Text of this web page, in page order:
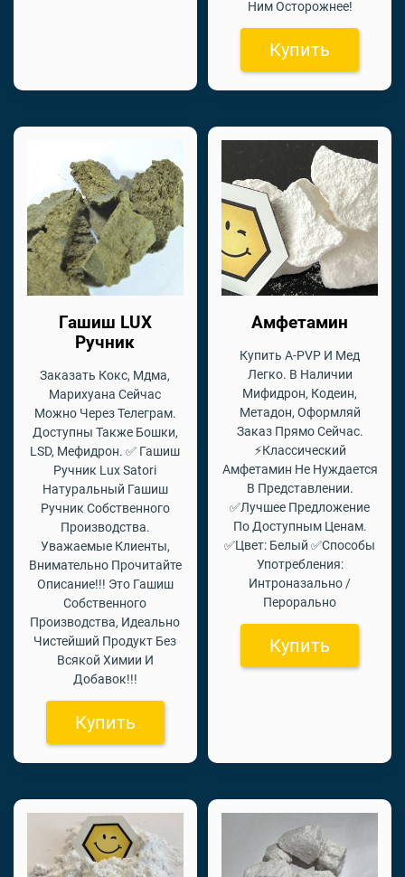
Ним Осторожнее!
Купить
Гашиш LUX
Ручник
Заказать Кокс, Мдма,
Марихуана Сейчас
Можно Через Телеграм.
Доступны Также Бошки,
LSD, Мефидрон. ✅ Гашиш
Ручник Lux Satori
Натуральный Гашиш
Ручник Собственного
Производства.
Уважаемые Клиенты,
Внимательно Прочитайте
Описание!!! Это Гашиш
Собственного
Производства, Идеально
Чистейший Продукт Без
Всякой Химии И
Добавок!!!
Купить
Амфетамин
Купить A-PVP И Мед
Легко. В Наличии
Мифидрон, Кодеин,
Метадон, Оформляй
Заказ Прямо Сейчас.
⚡Классический
Амфетамин Не Нуждается
В Представлении.
✅Лучшее Предложение
По Доступным Ценам.
✅Цвет: Белый ✅Способы
Употребления:
Интроназально /
Перорально
Купить